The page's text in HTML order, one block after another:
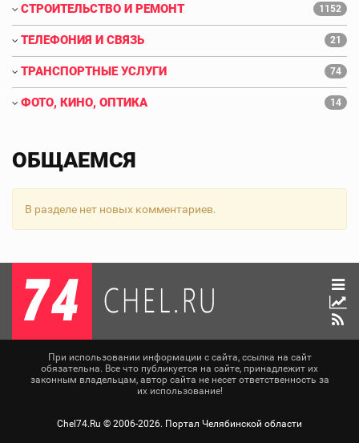
СТРОИТЕЛЬСТВО И РЕМОНТ 1152
ТЕЛЕФОНИЯ И СВЯЗЬ 21
ТРАНСПОРТНЫЕ УСЛУГИ 74
ФОТО, КИНО, ОПТИКА 14
ОБЩАЕМСЯ
В разделе нет новых комментариев.
При использовании информации с сайта, ссылка на сайт
обязательна. Все что публикуется на сайте, принадлежит их
законным владельцам, автор сайта не несет ответственность за
их использование!
Chel74.Ru © 2006-2026. Портал Челябинской области